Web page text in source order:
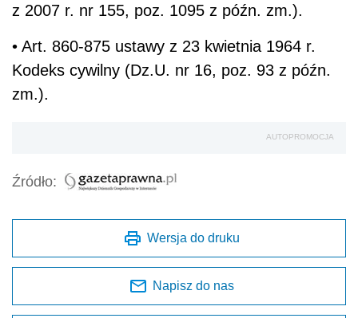
z 2007 r. nr 155, poz. 1095 z późn. zm.).
• Art. 860-875 ustawy z 23 kwietnia 1964 r.
Kodeks cywilny (Dz.U. nr 16, poz. 93 z późn.
zm.).
AUTOPROMOCJA
Źródło:
Wersja do druku
Napisz do nas